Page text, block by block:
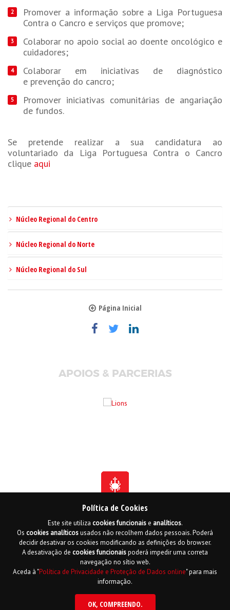
Política de Cookies
Este site utiliza cookiesfuncionaise analíticos.
Os cookies analíticosusados não recolhem dados pessoais. Poderá
decidir desativar os cookies modificando as definições do browser.
A desativação de cookiesfuncionaispoderá impedir uma correta
navegação no sítio web.
Aceda à "Política de Privacidade e Proteção de Dados online" para mais
informação.
OK, COMPREENDO.
Promover a informação sobre a Liga Portuguesa
Contra o Cancro e serviços que promove;
Colaborar no apoio social ao doente oncológico e
cuidadores;
Colaborar em iniciativas de diagnóstico
e prevenção do cancro;
Promover iniciativas comunitárias de angariação
de fundos.
Se pretende realizar a sua candidatura ao
voluntariado da Liga Portuguesa Contra o Cancro
clique aqui
Núcleo Regional do Centro
Núcleo Regional do Norte
Núcleo Regional do Sul
Página Inicial
APOIOS & PARCERIAS
Fundada em 1941
Membro Honorário da Ordem de Benemerência - 1966
Membro Honorário da Ordem de Cristo - 2006
Ordem do Infante D. Henrique - 2016
Livro de reclamações online
Política de Privacidade e Proteção de Dados
English
Copyright LPCC 2015 Desenvolvido porHi INTERACTIVE
porPTisp